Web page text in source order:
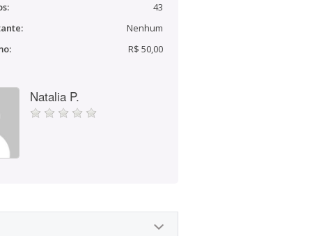
43
Nenhum
R$ 50,00
Natalia P.